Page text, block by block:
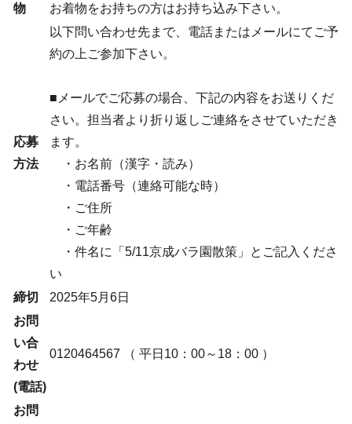
物
お着物をお持ちの方はお持ち込み下さい。
応募
方法
以下問い合わせ先まで、電話またはメールにてご予
約の上ご参加下さい。
■メールでご応募の場合、下記の内容をお送りくだ
さい。担当者より折り返しご連絡をさせていただき
ます。
・お名前（漢字・読み）
・電話番号（連絡可能な時）
・ご住所
・ご年齢
・件名に「5/11京成バラ園散策」とご記入くださ
い
締切
2025年5月6日
お問
い合
わせ
(電話)
0120464567 （ 平日10：00～18：00 ）
お問